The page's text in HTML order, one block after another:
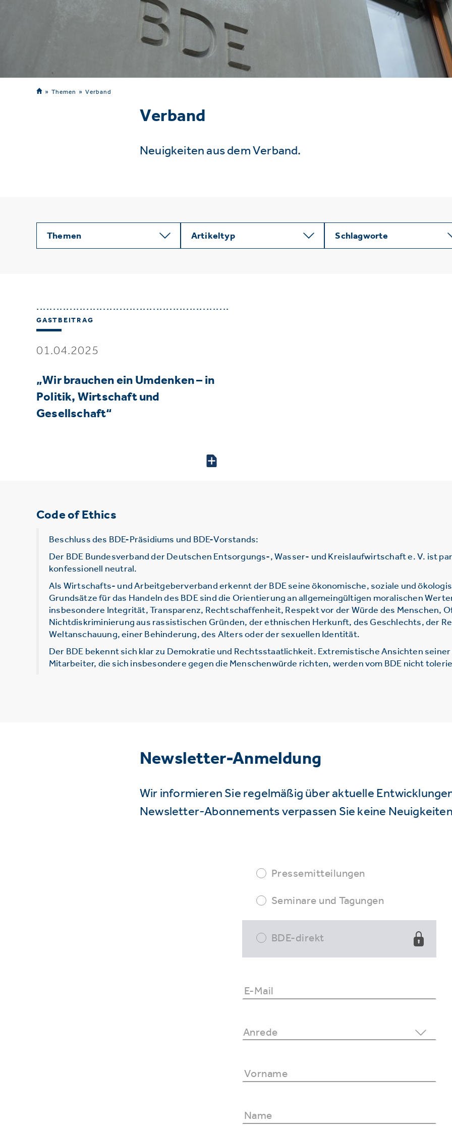
Themen Verband
Verband
Neuigkeiten aus dem Verband.
Themen Artikeltyp Schlagworte
GASTBEITRAG
01.04.2025
„Wir brauchen ein Umdenken – in
Politik, Wirtschaft und
Gesellschaft“
Code of Ethics
Beschluss des BDE-Präsidiums und BDE-Vorstands:
Der BDE Bundesverband der Deutschen Entsorgungs-, Wasser- und Kreislaufwirtschaft e. V. ist
konfessionell neutral.
Als Wirtschafts- und Arbeitgeberverband erkennt der BDE seine ökonomische, soziale und
Grundsätze für das Handeln des BDE sind die Orientierung an allgemeingültigen moralischen
insbesondere Integrität, Transparenz, Rechtschaffenheit, Respekt vor der Würde des Menschen,
Nichtdiskriminierung aus rassistischen Gründen, der ethnischen Herkunft, des Geschlechts, der
Weltanschauung, einer Behinderung, des Alters oder der sexuellen Identität.
Der BDE bekennt sich klar zu Demokratie und Rechtsstaatlichkeit. Extremistische Ansichten
Mitarbeiter, die sich insbesondere gegen die Menschenwürde richten, werden vom BDE nicht
Newsletter-Anmeldung
Wir informieren Sie regelmäßig über aktuelle
Newsletter-Abonnements verpassen Sie keine
Pressemitteilungen
Seminare und Tagungen
BDE-direkt